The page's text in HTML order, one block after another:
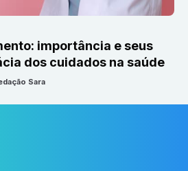
importância e seus
dos cuidados na saúde
Sara